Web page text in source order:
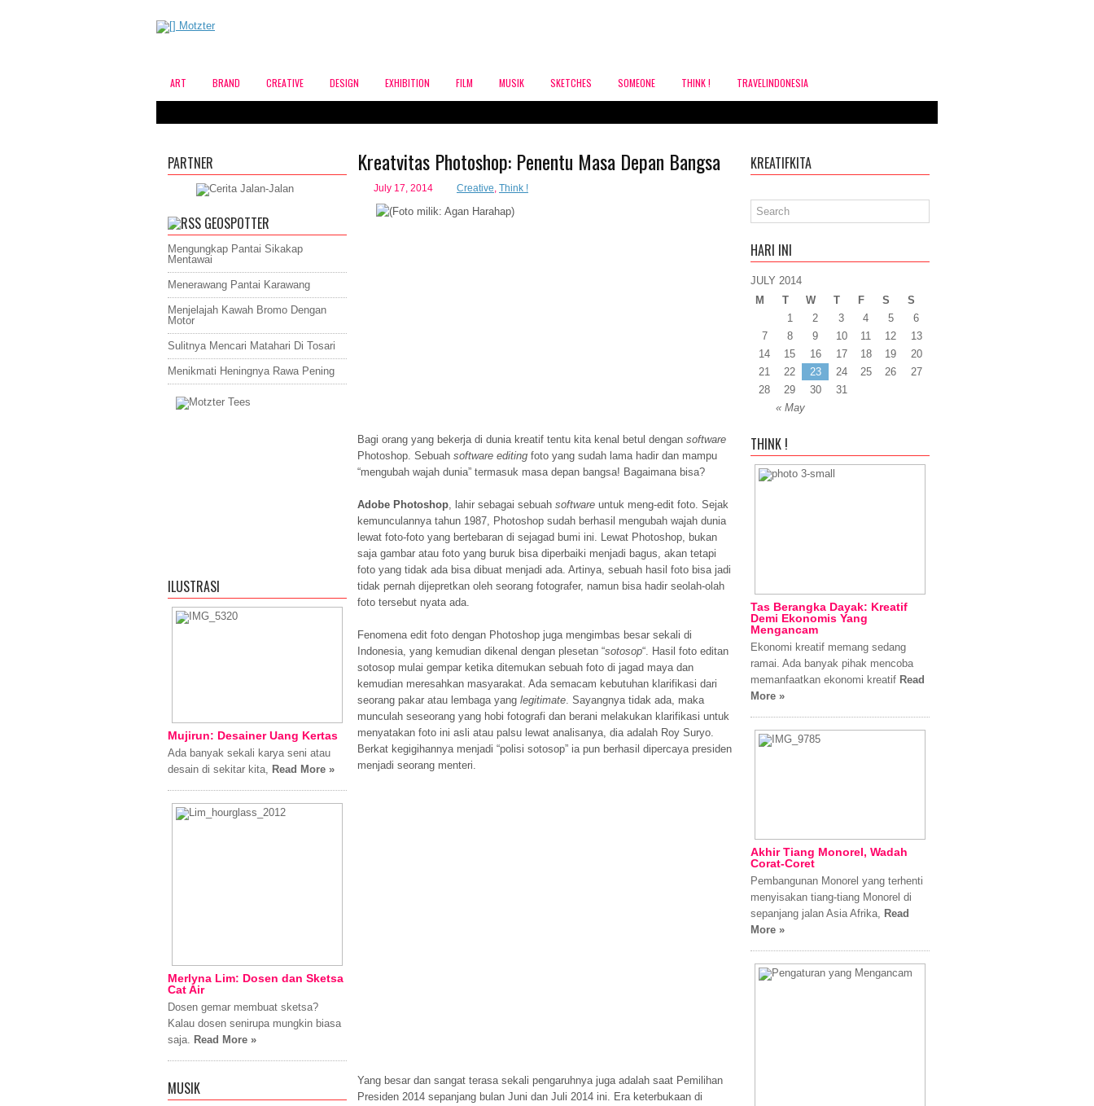
ART BRAND CREATIVE DESIGN EXHIBITION FILM MUSIK SKETCHES SOMEONE THINK ! TRAVELINDONESIA
Kreatvitas Photoshop: Penentu Masa Depan Bangsa
July 17, 2014 Creative, Think !
Bagi orang yang bekerja di dunia kreatif tentu kita kenal betul dengan software
Photoshop. Sebuah software editing foto yang sudah lama hadir dan mampu
“mengubah wajah dunia” termasuk masa depan bangsa! Bagaimana bisa?
Adobe Photoshop, lahir sebagai sebuah software untuk meng-edit foto. Sejak
kemunculannya tahun 1987, Photoshop sudah berhasil mengubah wajah dunia
lewat foto-foto yang bertebaran di sejagad bumi ini. Lewat Photoshop, bukan
saja gambar atau foto yang buruk bisa diperbaiki menjadi bagus, akan tetapi
foto yang tidak ada bisa dibuat menjadi ada. Artinya, sebuah hasil foto bisa jadi
tidak pernah dijepretkan oleh seorang fotografer, namun bisa hadir seolah-olah
foto tersebut nyata ada.
Fenomena edit foto dengan Photoshop juga mengimbas besar sekali di
Indonesia, yang kemudian dikenal dengan plesetan “sotosop“. Hasil foto editan
sotosop mulai gempar ketika ditemukan sebuah foto di jagad maya dan
kemudian meresahkan masyarakat. Ada semacam kebutuhan klarifikasi dari
seorang pakar atau lembaga yang legitimate. Sayangnya tidak ada, maka
munculah seseorang yang hobi fotografi dan berani melakukan klarifikasi untuk
menyatakan foto ini asli atau palsu lewat analisanya, dia adalah Roy Suryo.
Berkat kegigihannya menjadi “polisi sotosop” ia pun berhasil dipercaya presiden
menjadi seorang menteri.
Yang besar dan sangat terasa sekali pengaruhnya juga adalah saat Pemilihan
Presiden 2014 sepanjang bulan Juni dan Juli 2014 ini. Era keterbukaan di
PARTNER
GEOSPOTTER
Mengungkap Pantai Sikakap
Mentawai
Menerawang Pantai Karawang
Menjelajah Kawah Bromo Dengan
Motor
Sulitnya Mencari Matahari Di Tosari
Menikmati Heningnya Rawa Pening
ILUSTRASI
Mujirun: Desainer Uang Kertas
Ada banyak sekali karya seni atau
desain di sekitar kita, Read More »
Merlyna Lim: Dosen dan Sketsa
Cat Air
Dosen gemar membuat sketsa?
Kalau dosen senirupa mungkin biasa
saja. Read More »
MUSIK
KREATIFKITA
HARI INI
JULY 2014
M
T W T F S S
« May
1 2 3 4 5
6
7
8 9 10 11 12
13
14
15 16 17 18 19
20
21
22 23 24 25 26
27
28
29 30 31
THINK !
Tas Berangka Dayak: Kreatif
Demi Ekonomis Yang
Mengancam
Ekonomi kreatif memang sedang
ramai. Ada banyak pihak mencoba
memanfaatkan ekonomi kreatif Read
More »
Akhir Tiang Monorel, Wadah
Corat-Coret
Pembangunan Monorel yang terhenti
menyisakan tiang-tiang Monorel di
sepanjang jalan Asia Afrika, Read
More »